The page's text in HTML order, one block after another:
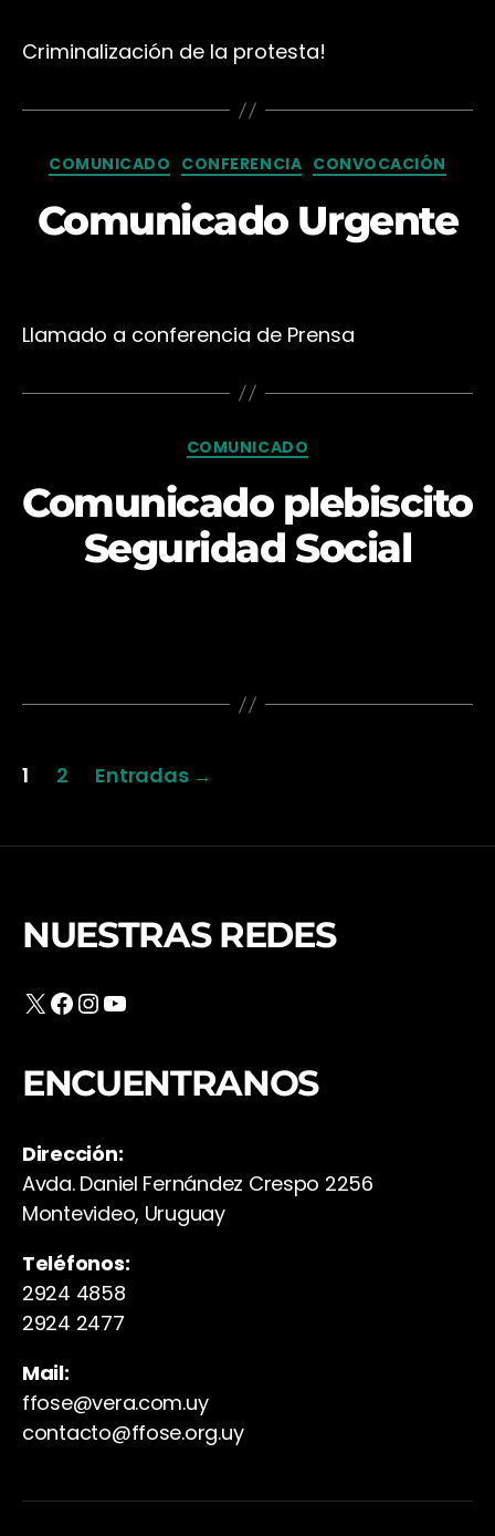
Criminalización de la protesta!
Categorías
COMUNICADO CONFERENCIA CONVOCACIÓN
Comunicado Urgente
Llamado a conferencia de Prensa
Categorías
COMUNICADO
Comunicado plebiscito
Seguridad Social
Paginación
entradas
1 2 Entradas →
NUESTRAS REDES
X Facebook
Instagram
YouTube
ENCUENTRANOS
Dirección:
Avda. Daniel Fernández Crespo 2256
Montevideo, Uruguay
Teléfonos:
2924 4858
2924 2477
Mail:
ffose@vera.com.uy
contacto@ffose.org.uy